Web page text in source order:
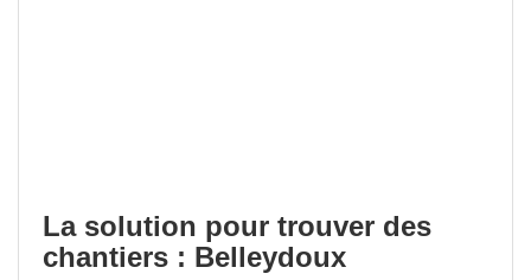
La solution pour trouver des
chantiers : Belleydoux